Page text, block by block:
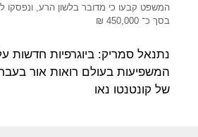
המשפט קבעו כי מדובר בלשון הרע, ונפסקו לו
בסך כ־ 450,000 ₪
נתנאל סמריק: ביוגרפיות חדשות
המשפיעות בעולם רואות אור
של קונטנטו נאו